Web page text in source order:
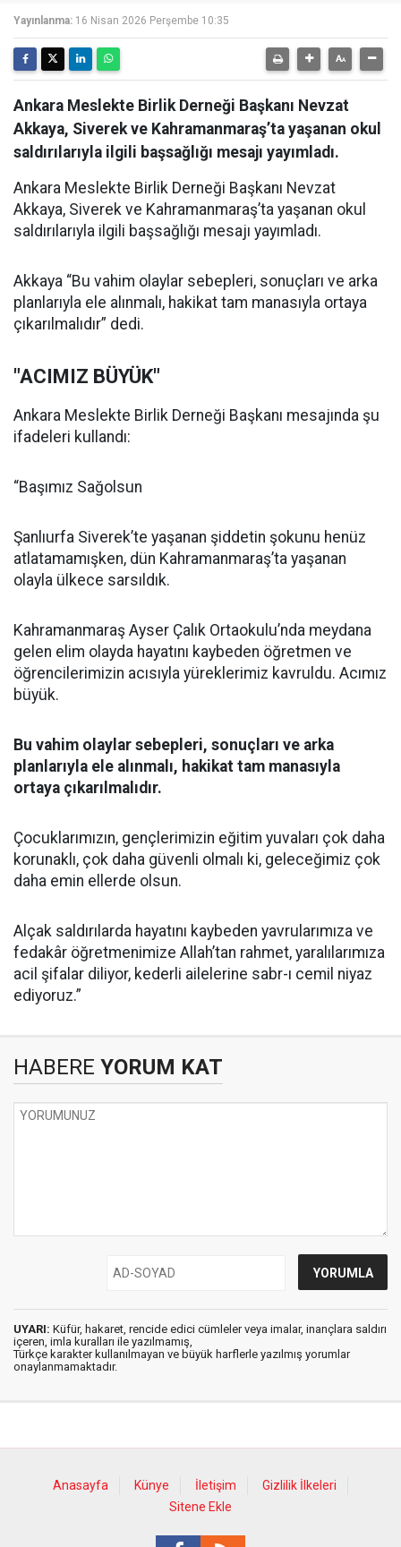
Yayınlanma: 16 Nisan 2026 Perşembe 10:35
Ankara Meslekte Birlik Derneği Başkanı Nevzat
Akkaya, Siverek ve Kahramanmaraş’ta yaşanan okul
saldırılarıyla ilgili başsağlığı mesajı yayımladı.
Ankara Meslekte Birlik Derneği Başkanı Nevzat
Akkaya, Siverek ve Kahramanmaraş’ta yaşanan okul
saldırılarıyla ilgili başsağlığı mesajı yayımladı.
Akkaya “Bu vahim olaylar sebepleri, sonuçları ve arka
planlarıyla ele alınmalı, hakikat tam manasıyla ortaya
çıkarılmalıdır” dedi.
"ACIMIZ BÜYÜK"
Ankara Meslekte Birlik Derneği Başkanı mesajında şu
ifadeleri kullandı:
“Başımız Sağolsun
Şanlıurfa Siverek’te yaşanan şiddetin şokunu henüz
atlatamamışken, dün Kahramanmaraş’ta yaşanan
olayla ülkece sarsıldık.
Kahramanmaraş Ayser Çalık Ortaokulu’nda meydana
gelen elim olayda hayatını kaybeden öğretmen ve
öğrencilerimizin acısıyla yüreklerimiz kavruldu. Acımız
büyük.
Bu vahim olaylar sebepleri, sonuçları ve arka
planlarıyla ele alınmalı, hakikat tam manasıyla
ortaya çıkarılmalıdır.
Çocuklarımızın, gençlerimizin eğitim yuvaları çok daha
korunaklı, çok daha güvenli olmalı ki, geleceğimiz çok
daha emin ellerde olsun.
Alçak saldırılarda hayatını kaybeden yavrularımıza ve
fedakâr öğretmenimize Allah’tan rahmet, yaralılarımıza
acil şifalar diliyor, kederli ailelerine sabr-ı cemil niyaz
ediyoruz.”
HABERE YORUM KAT
UYARI: Küfür, hakaret, rencide edici cümleler veya imalar, inançlara saldırı
içeren, imla kuralları ile yazılmamış,
Türkçe karakter kullanılmayan ve büyük harflerle yazılmış yorumlar
onaylanmamaktadır.
Anasayfa Künye İletişim
Gizlilik İlkeleri
Sitene Ekle